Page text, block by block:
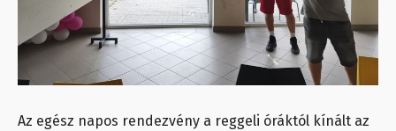
Az egész napos rendezvény a reggeli óráktól kínált az